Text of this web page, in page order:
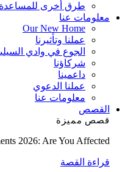
طرق أخرى للمساعدة
معلومات عنا
Our New Home
عملنا وتأثيرنا
الجوع في وادي
شركاؤنا
داعمينا
عملنا الدعوي
معلومات عنا
القصص
قصص مميزة
2026: Are You Affected?
قراءة القصة